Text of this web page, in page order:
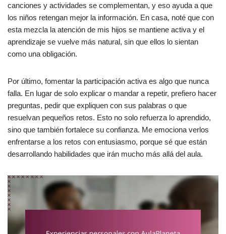
canciones y actividades se complementan, y eso ayuda a que
los niños retengan mejor la información. En casa, noté que con
esta mezcla la atención de mis hijos se mantiene activa y el
aprendizaje se vuelve más natural, sin que ellos lo sientan
como una obligación.
Por último, fomentar la participación activa es algo que nunca
falla. En lugar de solo explicar o mandar a repetir, prefiero hacer
preguntas, pedir que expliquen con sus palabras o que
resuelvan pequeños retos. Esto no solo refuerza lo aprendido,
sino que también fortalece su confianza. Me emociona verlos
enfrentarse a los retos con entusiasmo, porque sé que están
desarrollando habilidades que irán mucho más allá del aula.